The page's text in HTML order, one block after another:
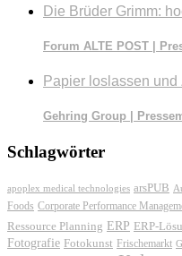
Die Brüder Grimm:
Forum ALTE POST |
Papier loslassen
Gehring Group |
Schlagwörter
apoplex medical technologies arsPUB
Foods Corporate Performance
Ressource Planning ERP ERP-
Fotografie Fotokunst Frischemarkt